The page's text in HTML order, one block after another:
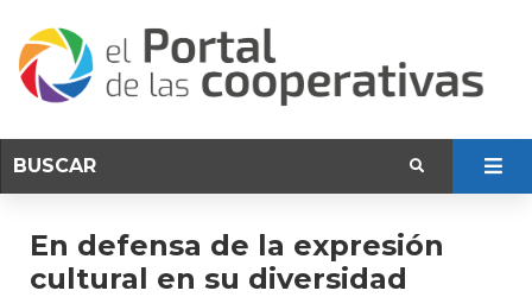
En defensa de la expresión
cultural en su diversidad